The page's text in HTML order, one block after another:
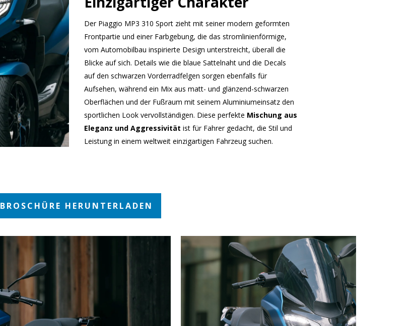
Der Piaggio MP3 310 Sport zieht mit seiner modern geformten
Frontpartie und einer Farbgebung, die das stromlinienförmige,
vom Automobilbau inspirierte Design unterstreicht, überall die
Blicke auf sich. Details wie die blaue Sattelnaht und die Decals
auf den schwarzen Vorderradfelgen sorgen ebenfalls für
Aufsehen, während ein Mix aus matt- und glänzend-schwarzen
Oberflächen und der Fußraum mit seinem Aluminiumeinsatz den
sportlichen Look vervollständigen. Diese perfekte Mischung aus
Eleganz und Aggressivität ist für Fahrer gedacht, die Stil und
Leistung in einem weltweit einzigartigen Fahrzeug suchen.
BROSCHÜRE HERUNTERLADEN